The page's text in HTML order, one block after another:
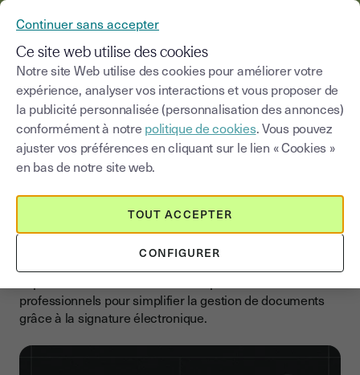
Blog|Signer en ligne
Choisir une catégorie Saisissez un terme
La signature électronique au
service des professionnel
professionnels pour simplifier la gestion de documents
grâce à la signature électronique.
Continuer sans accepter
Ce site web utilise des cookies
Notre site Web utilise des cookies pour améliorer votre
expérience, analyser vos interactions et vous proposer de
la publicité personnalisée (personnalisation des annonces)
conformément à notre politique de cookies. Vous pouvez
ajuster vos préférences en cliquant sur le lien « Cookies »
en bas de notre site web.
CONFIGURER
TOUT ACCEPTER